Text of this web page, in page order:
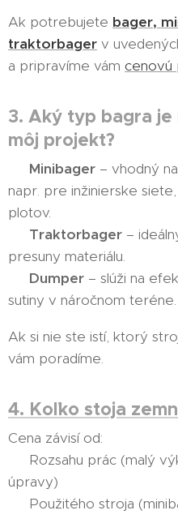
Ak potrebujete bager,
traktorbager v
a pripravíme vám cenovú
3. Aký typ bagra
môj projekt?
Minibager – vhodný
napr. pre inžinierske
plotov.
Traktorbager –
presuny materiálu.
Dumper – slúži na
sutiny v náročnom teréne.
Ak si nie ste istí, ktorý
vám poradíme.
4. Koľko stoja
Cena závisí od:
💰 Rozsahu prác (malý
úpravy)
💰 Použitého stroja